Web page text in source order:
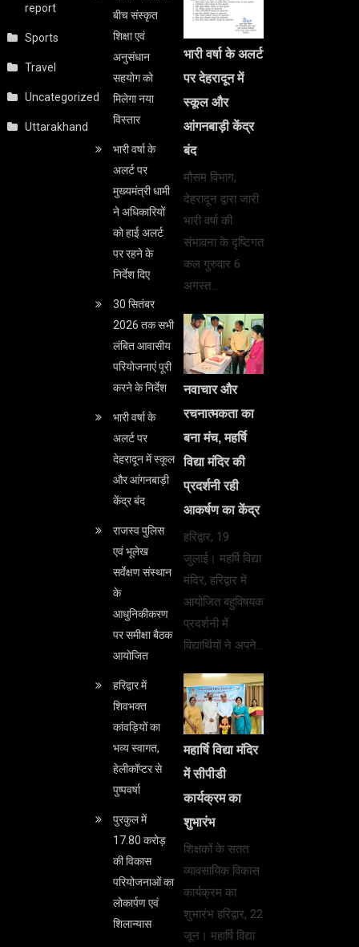
report
Sports
Travel
Uncategorized
Uttarakhand
बीच संस्कृत
शिक्षा एवं
अनुसंधान
सहयोग को
मिलेगा नया
विस्तार
भारी वर्षा के
अलर्ट पर
मुख्यमंत्री धामी
ने अधिकारियों
को हाई अलर्ट
पर रहने के
निर्देश दिए
30 सितंबर
2026 तक सभी
लंबित आवासीय
परियोजनाएं पूरी
करने के निर्देश
भारी वर्षा के
अलर्ट पर
देहरादून में स्कूल
और आंगनबाड़ी
केंद्र बंद
राजस्व पुलिस
एवं भूलेख
सर्वेक्षण संस्थान
के
आधुनिकीकरण
पर समीक्षा बैठक
आयोजित
हरिद्वार में
शिवभक्त
कांवड़ियों का
भव्य स्वागत,
हेलीकॉप्टर से
पुष्पवर्षा
पुरकुल में
17.80 करोड़
की विकास
परियोजनाओं का
लोकार्पण एवं
शिलान्यास
भारी वर्षा के अलर्ट
पर देहरादून में
स्कूल और
आंगनबाड़ी केंद्र
बंद
मौसम विभाग,
देहरादून द्वारा जारी
भारी वर्षा की
संभावना के दृष्टिगत
कल गुरुवार 6
अगस्त…
नवाचार और
रचनात्मकता का
बना मंच, महर्षि
विद्या मंदिर की
प्रदर्शनी रही
आकर्षण का केंद्र
हरिद्वार, 19
जुलाई। महर्षि विद्या
मंदिर, हरिद्वार में
आयोजित बहुविषयक
प्रदर्शनी में
विद्यार्थियों ने अपने…
महार्षि विद्या मंदिर
में सीपीडी
कार्यक्रम का
शुभारंभ
शिक्षकों के सतत
व्यावसायिक विकास
कार्यक्रम का
शुभारंभ हरिद्वार, 22
जून। महार्षि विद्या